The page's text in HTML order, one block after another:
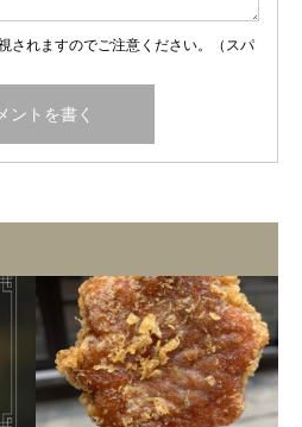
されますのでご注意ください。（スパ